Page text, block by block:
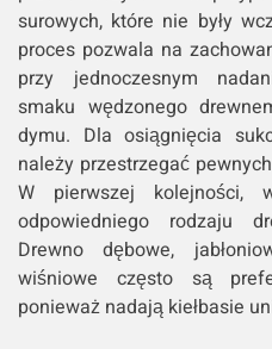
surowych, które nie były
proces pozwala na
przy jednoczesnym
smaku wędzonego
dymu. Dla osiągnięcia
należy przestrzegać
W pierwszej kolejności,
odpowiedniego rodzaju
Drewno dębowe,
wiśniowe często są
ponieważ nadają kiełbasie